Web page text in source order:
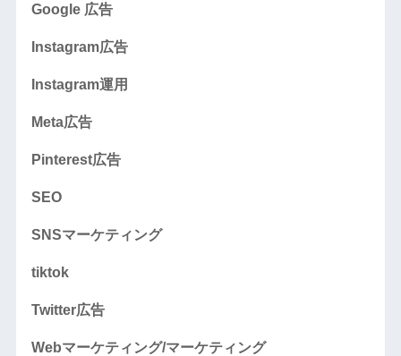
Google 広告
Instagram広告
Instagram運用
Meta広告
Pinterest広告
SEO
SNSマーケティング
tiktok
Twitter広告
Webマーケティング/マーケティング